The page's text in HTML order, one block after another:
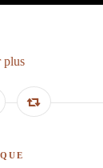
plus